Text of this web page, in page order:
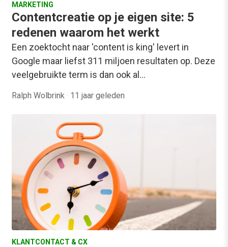
MARKETING
Contentcreatie op je eigen site: 5
redenen waarom het werkt
Een zoektocht naar 'content is king' levert in
Google maar liefst 311 miljoen resultaten op. Deze
veelgebruikte term is dan ook al…
Ralph Wolbrink · 11 jaar geleden
KLANTCONTACT & CX